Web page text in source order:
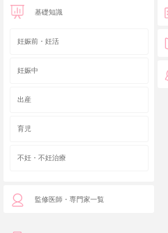
基礎知識
妊娠前・妊活
妊娠中
出産
育児
不妊・不妊治療
監修医師・専門家一覧